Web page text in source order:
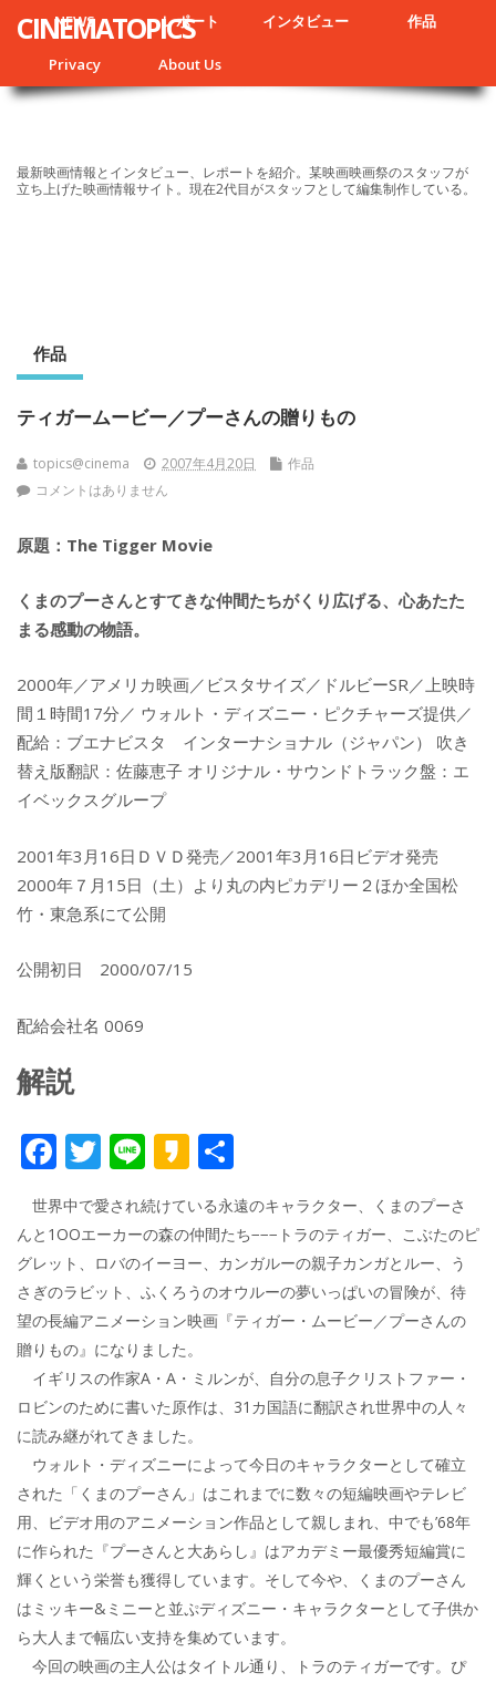
NEWS レポート インタビュー 作品
Privacy About Us
CINEMATOPICS
最新映画情報とインタビュー、レポートを紹介。某映画映画祭のスタッフが
立ち上げた映画情報サイト。現在2代目がスタッフとして編集制作している。
作品
ティガームービー／プーさんの贈りもの
topics@cinema 2007年4月20日
作品
コメントはありません
原題：The Tigger Movie
くまのプーさんとすてきな仲間たちがくり広げる、心あたた
まる感動の物語。
2000年／アメリカ映画／ビスタサイズ／ドルビーSR／上映時
間１時間17分／ ウォルト・ディズニー・ピクチャーズ提供／
配給：ブエナビスタ インターナショナル（ジャパン） 吹き
替え版翻訳：佐藤恵子 オリジナル・サウンドトラック盤：エ
イベックスグループ
2001年3月16日ＤＶＤ発売／2001年3月16日ビデオ発売
2000年７月15日（土）より丸の内ピカデリー２ほか全国松
竹・東急系にて公開
公開初日 2000/07/15
配給会社名 0069
解説
F
ac
e
b
o
o
k
T
w
itt
er
Li
n
e
K
k
a
o
有
世界中で愛され続けている永遠のキャラクター、くまのプーさ
んと1OOエーカーの森の仲間たち−−−トラのティガー、こぶたのピ
グレット、ロバのイーヨー、カンガルーの親子カンガとルー、う
さぎのラビット、ふくろうのオウルーの夢いっぱいの冒険が、待
望の長編アニメーション映画『ティガー・ムービー／プーさんの
贈りもの』になりました。
イギリスの作家A・A・ミルンが、自分の息子クリストファー・
ロビンのために書いた原作は、31カ国語に翻訳され世界中の人々
に読み継がれてきました。
ウォルト・ディズニーによって今日のキャラクターとして確立
された「くまのプーさん」はこれまでに数々の短編映画やテレビ
用、ビデオ用のアニメーション作品として親しまれ、中でも’68年
に作られた『プーさんと大あらし』はアカデミー最優秀短編賞に
輝くという栄誉も獲得しています。そして今や、くまのプーさん
はミッキー&ミニーと並ぷディズニー・キャラクターとして子供か
ら大人まで幅広い支持を集めています。
今回の映画の主人公はタイトル通り、トラのティガーです。ぴ